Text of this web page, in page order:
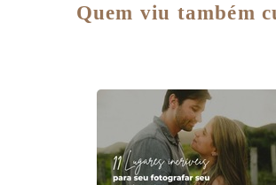
Quem viu também